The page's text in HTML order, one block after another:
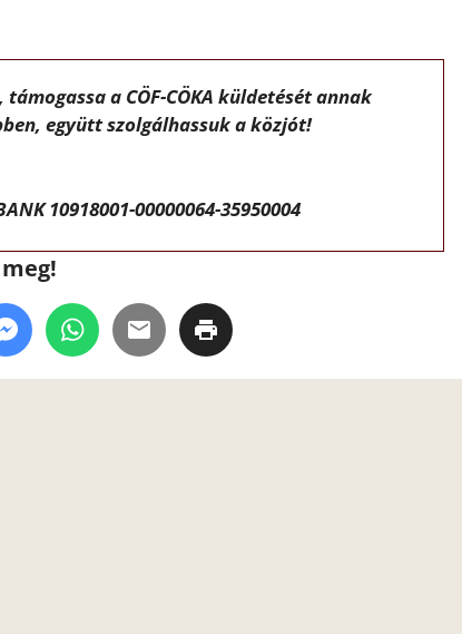
a CÖF-CÖKA küldetését annak
együtt szolgálhassuk a közjót!
10918001-00000064-35950004